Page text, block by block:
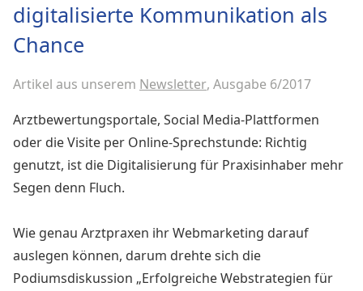
Akademie
MVZ/Ärztenetze
Über uns
Newsletter & Presse
digitalisierte Kommunikation als
Chance
Artikel aus unserem Newsletter, Ausgabe 6/2017
Arztbewertungsportale, Social Media-Plattformen
oder die Visite per Online-Sprechstunde: Richtig
genutzt, ist die Digitalisierung für Praxisinhaber mehr
Segen denn Fluch.
Wie genau Arztpraxen ihr Webmarketing darauf
auslegen können, darum drehte sich die
Podiumsdiskussion „Erfolgreiche Webstrategien für